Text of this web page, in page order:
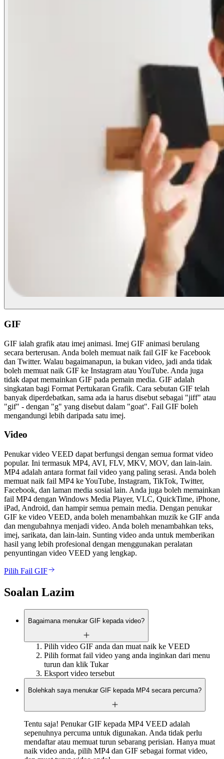
GIF
GIF ialah grafik atau imej animasi. Imej GIF animasi berulang
secara berterusan. Anda boleh memuat naik fail GIF ke Facebook
dan Twitter. Walau bagaimanapun, ia bukan video, jadi anda tidak
boleh memuat naik GIF ke Instagram atau YouTube. Anda juga
tidak dapat memainkan GIF pada pemain media. GIF adalah
singkatan bagi Format Pertukaran Grafik. Cara sebutan GIF telah
banyak diperdebatkan, sama ada ia harus disebut sebagai "jiff" atau
"gif" - dengan "g" yang disebut dalam "goat". Fail GIF boleh
mengandungi lebih daripada satu imej.
Video
Penukar video VEED dapat berfungsi dengan semua format video
popular. Ini termasuk MP4, AVI, FLV, MKV, MOV, dan lain-lain.
MP4 adalah antara format fail video yang paling serasi. Anda boleh
memuat naik fail MP4 ke YouTube, Instagram, TikTok, Twitter,
Facebook, dan laman media sosial lain. Anda juga boleh memainkan
fail MP4 dengan Windows Media Player, VLC, QuickTime, iPhone,
iPad, Android, dan hampir semua pemain media. Dengan penukar
GIF ke video VEED, anda boleh menambahkan muzik ke GIF anda
dan mengubahnya menjadi video. Anda boleh menambahkan teks,
imej, sarikata, dan lain-lain. Sunting video anda untuk memberikan
hasil yang lebih profesional dengan menggunakan peralatan
penyuntingan video VEED yang lengkap.
Pilih Fail GIF
Soalan Lazim
Bagaimana menukar GIF kepada video?
Pilih video GIF anda dan muat naik ke VEED
Pilih format fail video yang anda inginkan dari menu
turun dan klik Tukar
Eksport video tersebut
Bolehkah saya menukar GIF kepada MP4 secara percuma?
Tentu saja! Penukar GIF kepada MP4 VEED adalah
sepenuhnya percuma untuk digunakan. Anda tidak perlu
mendaftar atau memuat turun sebarang perisian. Hanya muat
naik video anda, pilih MP4 dan GIF sebagai format video,